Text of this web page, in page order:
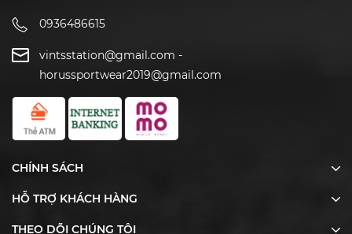
0936486615
vintsstation@gmail.com -
horussportwear2019@gmail.com
CHÍNH SÁCH
HỖ TRỢ KHÁCH HÀNG
THEO DÕI CHÚNG TÔI